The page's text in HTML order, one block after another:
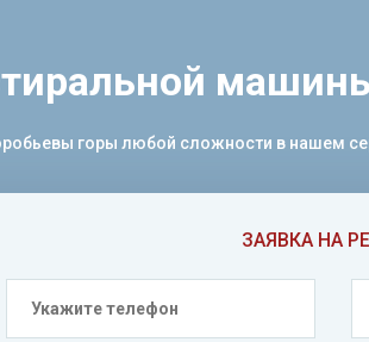
ЗАЯВКА НА
горы любой сложности в нашем